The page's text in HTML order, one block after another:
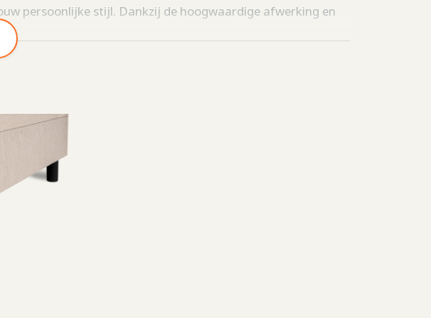
persoonlijke stijl. Dankzij de hoogwaardige afwerking en